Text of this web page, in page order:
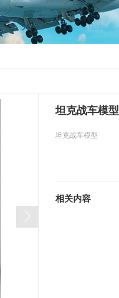
坦克战车模型
坦克战车模型
相关内容